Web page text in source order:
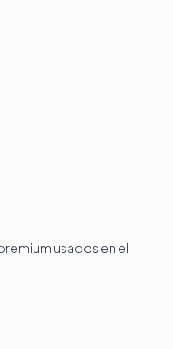
usados en el